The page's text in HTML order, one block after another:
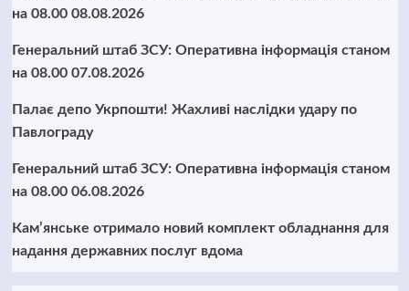
на 08.00 08.08.2026
Генеральний штаб ЗСУ: Оперативна інформація станом
на 08.00 07.08.2026
Палає депо Укрпошти! Жахливі наслідки удару по
Павлограду
Генеральний штаб ЗСУ: Оперативна інформація станом
на 08.00 06.08.2026
Кам’янське отримало новий комплект обладнання для
надання державних послуг вдома